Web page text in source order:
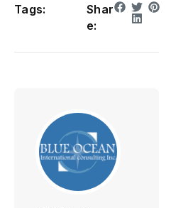
Tags:
Shar
e: